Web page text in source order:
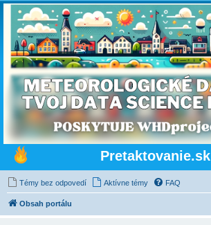
Pretaktovanie.sk
Témy bez odpovedí Aktívne témy FAQ
Obsah portálu